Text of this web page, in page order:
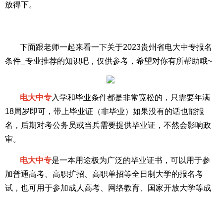
放得下。
下面跟老师一起来看一下关于2023贵州省电大中专报名
条件_专业推荐的知识吧，仅供参考，希望对你有所帮助哦~
电大中专入学和毕业条件都是非常宽松的，只需要年满
18周岁即可，带上毕业证（非毕业）如果没有的话也能报
名，后期对考公务员或当兵需要提供毕业证，不然会影响政
审。
电大中专是一本用途极为广泛的毕业证书，可以用于参
加普通高考、高职扩招、高职单招等全日制大学的报名考
试，也可用于参加成人高考、网络教育、国家开放大学等成